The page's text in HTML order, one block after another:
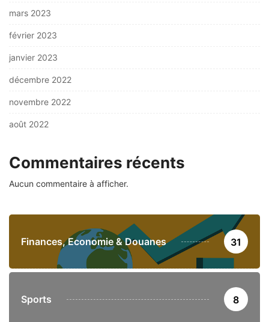
mars 2023
février 2023
janvier 2023
décembre 2022
novembre 2022
août 2022
Commentaires récents
Aucun commentaire à afficher.
Finances, Economie & Douanes 31
Sports 8